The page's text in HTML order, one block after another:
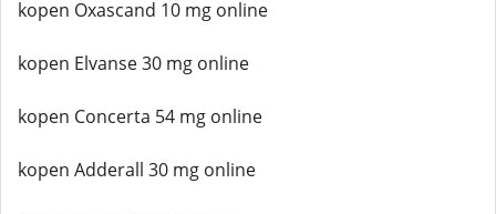
kopen Oxascand 10 mg online
kopen Elvanse 30 mg online
kopen Concerta 54 mg online
kopen Adderall 30 mg online